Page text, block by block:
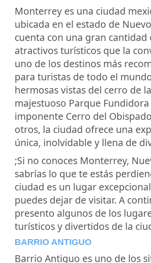
Monterrey es una ciudad
ubicada en el estado de
cuenta con una gran cantidad
atractivos turísticos que la
uno de los destinos más
para turistas de todo el
hermosas vistas del cerro de
majestuoso Parque Fundidora
imponente Cerro del
otros, la ciudad ofrece una
única, inolvidable y llena de
;Si no conoces Monterrey,
sabrías lo que te estás
ciudad es un lugar
puedes dejar de visitar. A
presento algunos de los
turísticos y divertidos de la
BARRIO ANTIGUO
Barrio Antiguo es uno de los